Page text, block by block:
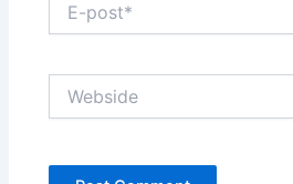
post*